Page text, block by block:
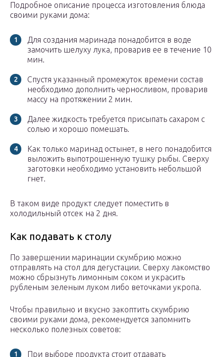
Подробное описание процесса изготовления блюда
своими руками дома:
Для создания маринада понадобится в воде
замочить шелуху лука, проварив ее в течение 10
мин.
Спустя указанный промежуток времени состав
необходимо дополнить черносливом, проварив
массу на протяжении 2 мин.
Далее жидкость требуется присыпать сахаром с
солью и хорошо помешать.
Как только маринад остынет, в него понадобится
выложить выпотрошенную тушку рыбы. Сверху
заготовки необходимо установить небольшой
гнет.
В таком виде продукт следует поместить в
холодильный отсек на 2 дня.
Как подавать к столу
По завершении маринации скумбрию можно
отправлять на стол для дегустации. Сверху лакомство
можно сбрызнуть лимонным соком и украсить
рубленым зеленым луком либо веточками укропа.
Чтобы правильно и вкусно закоптить скумбрию
своими руками дома, рекомендуется запомнить
несколько полезных советов:
При выборе продукта стоит отдавать